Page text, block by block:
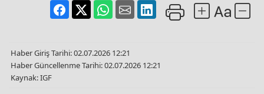
Haber Giriş Tarihi: 02.07.2026 12:21
Haber Güncellenme Tarihi: 02.07.2026 12:21
Kaynak: IGF